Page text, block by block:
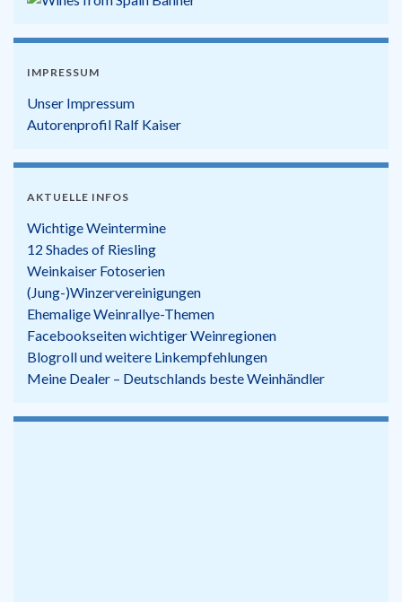
IMPRESSUM
Unser Impressum
Autorenprofil Ralf Kaiser
AKTUELLE INFOS
Wichtige Weintermine
12 Shades of Riesling
Weinkaiser Fotoserien
(Jung-)Winzervereinigungen
Ehemalige Weinrallye-Themen
Facebookseiten wichtiger Weinregionen
Blogroll und weitere Linkempfehlungen
Meine Dealer – Deutschlands beste Weinhändler